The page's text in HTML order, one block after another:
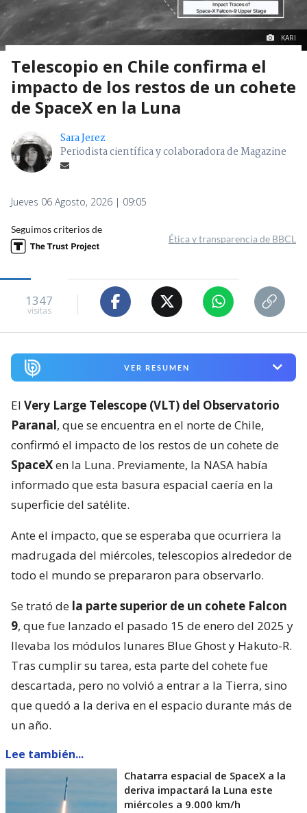
KARI
Telescopio en Chile confirma el
impacto de los restos de un cohete
de SpaceX en la Luna
Sara Jerez
Periodista científica y colaboradora de Magazine
Jueves 06 Agosto, 2026 | 09:05
Seguimos criterios de
Ética y transparencia de BBCL
1347
visitas
VER RESUMEN
El Very Large Telescope (VLT) del Observatorio
Paranal, que se encuentra en el norte de Chile,
confirmó el impacto de los restos de un cohete de
SpaceXen la Luna. Previamente, la NASA había
informado que esta basura espacial caería en la
superficie del satélite.
Ante el impacto, que se esperaba que ocurriera la
madrugada del miércoles, telescopios alrededor de
todo el mundo se prepararon para observarlo.
Se trató de la parte superior de un cohete Falcon
9, que fue lanzado el pasado 15 de enero del 2025 y
llevaba los módulos lunares Blue Ghost y Hakuto-R.
Tras cumplir su tarea, esta parte del cohete fue
descartada, pero no volvió a entrar a la Tierra, sino
que quedó a la deriva en el espacio durante más de
un año.
Lee también...
Chatarra espacial de SpaceX a la
deriva impactará la Luna este
miércoles a 9.000 km/h